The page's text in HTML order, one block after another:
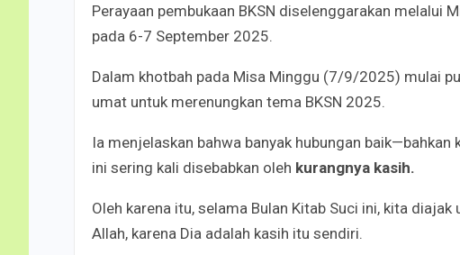
Perayaan pembukaan BKSN diselenggarakan melalui
pada 6-7 September 2025.
Dalam khotbah pada Misa Minggu (7/9/2025) mulai
umat untuk merenungkan tema BKSN 2025.
Ia menjelaskan bahwa banyak hubungan
ini sering kali disebabkan oleh kurangnya kasih.
Oleh karena itu, selama Bulan Kitab Suci ini, kita
Allah, karena Dia adalah kasih itu sendiri.